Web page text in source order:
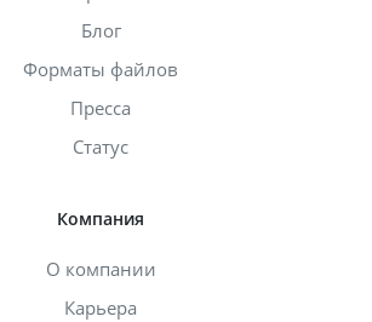
Блог
Форматы файлов
Пресса
Статус
Компания
О компании
Карьера